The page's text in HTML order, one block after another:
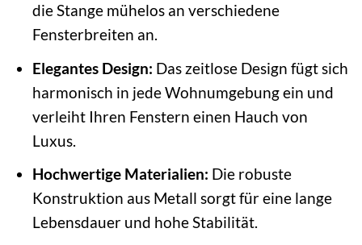
die Stange mühelos an verschiedene
Fensterbreiten an.
Elegantes Design: Das zeitlose Design fügt sich
harmonisch in jede Wohnumgebung ein und
verleiht Ihren Fenstern einen Hauch von
Luxus.
Hochwertige Materialien: Die robuste
Konstruktion aus Metall sorgt für eine lange
Lebensdauer und hohe Stabilität.